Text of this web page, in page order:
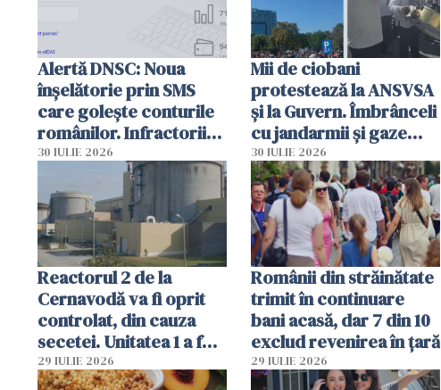
Alertă DNSC: Noua
înșelătorie prin SMS
care golește conturile
românilor. Infractorii
folosesc numele
Ghișeul.ro și al Poliției
Române
30 IULIE 2026
Mii de ciobani
protestează la ANSVSA
și la Guvern. Îmbrânceli
cu jandarmii și gaze
lacrimogene
30 IULIE 2026
Reactorul 2 de la
Cernavodă va fi oprit
controlat, din cauza
secetei. Unitatea 1 a fost
deja oprită
29 IULIE 2026
Românii din străinătate
trimit în continuare
bani acasă, dar 7 din 10
exclud revenirea în țară
29 IULIE 2026